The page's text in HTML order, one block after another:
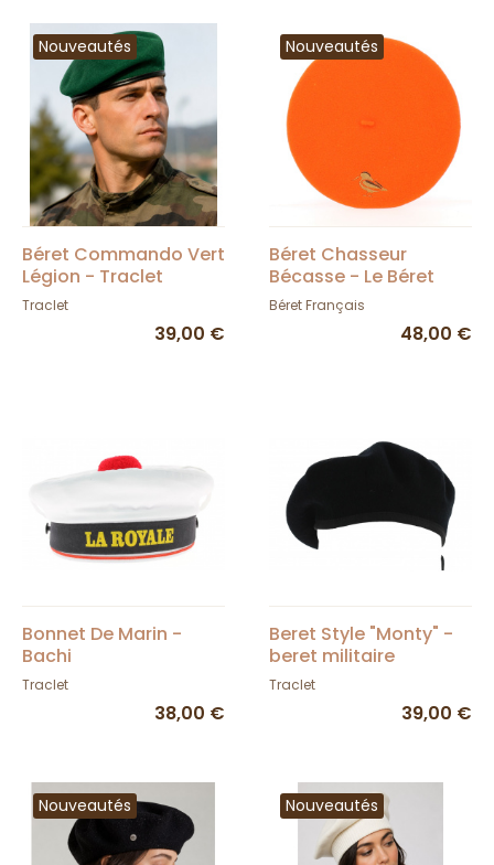
Nouveautés
Béret Commando Vert
Légion - Traclet
Traclet
39,00 €
Nouveautés
Béret Chasseur
Bécasse - Le Béret
Français - TRACLET
Béret Français
48,00 €
Bonnet De Marin -
Bachi
Traclet
38,00 €
Beret Style "Monty" -
beret militaire
Traclet
39,00 €
Nouveautés Nouveautés